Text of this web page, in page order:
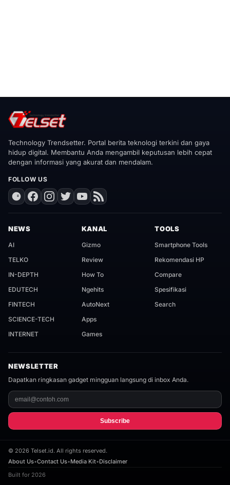
Technology Trendsetter. Portal berita teknologi terkini dan gaya
hidup digital. Membantu Anda mengambil keputusan lebih cepat
dengan informasi yang akurat dan mendalam.
FOLLOW US
NEWS
AI
TELKO
IN-DEPTH
EDUTECH
FINTECH
SCIENCE-TECH
INTERNET
KANAL
Gizmo
Review
How To
Ngehits
AutoNext
Apps
Games
TOOLS
Smartphone Tools
Rekomendasi HP
Compare
Spesifikasi
Search
NEWSLETTER
Dapatkan ringkasan gadget mingguan langsung di inbox Anda.
Subscribe
© 2026 Telset.id. All rights reserved.
About Us•Contact Us•Media Kit•Disclaimer
Built for 2026